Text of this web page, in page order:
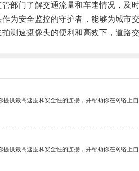
门了解交通流量和车速情况，及时
安全监控的守护者，能够为城市交
速摄像头的便利和高效下，道路交
供最高速度和安全性的连接，并帮助你在网络上自
供最高速度和安全性的连接，并帮助你在网络上自